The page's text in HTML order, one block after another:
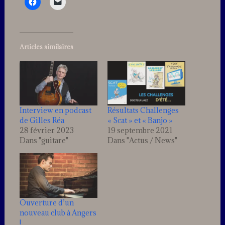
Articles similaires
Interview en podcast
de Gilles Réa
28 février 2023
Dans "guitare"
Résultats Challenges
« Scat » et « Banjo »
19 septembre 2021
Dans "Actus / News"
Ouverture d’un
nouveau club à Angers
!